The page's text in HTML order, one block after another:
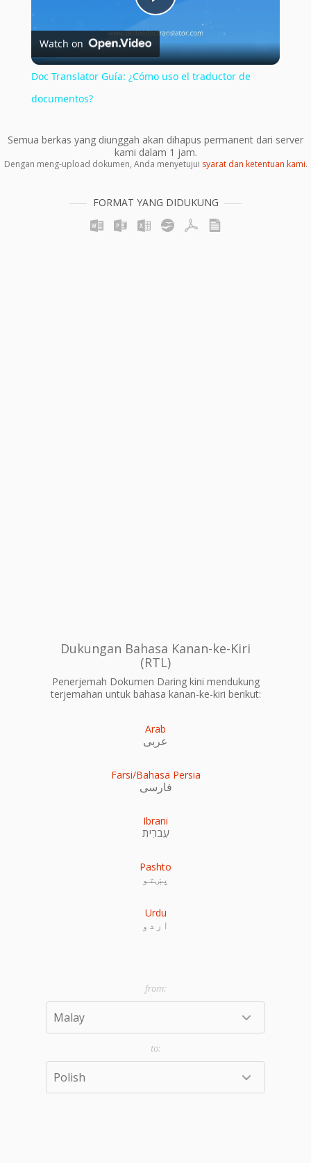
Play
Video
Watch on
Doc Translator Guía: ¿Cómo uso el traductor de
documentos?
Semua berkas yang diunggah akan dihapus permanent dari server
kami dalam 1 jam.
Dengan meng-upload dokumen, Anda menyetujui syarat dan ketentuan kami.
FORMAT YANG DIDUKUNG
Dukungan Bahasa Kanan-ke-Kiri
(RTL)
Penerjemah Dokumen Daring kini mendukung
terjemahan untuk bahasa kanan-ke-kiri berikut:
Arab
عربى
Farsi/Bahasa Persia
فارسی
Ibrani
עִברִית
Pashto
پښتو
Urdu
اردو